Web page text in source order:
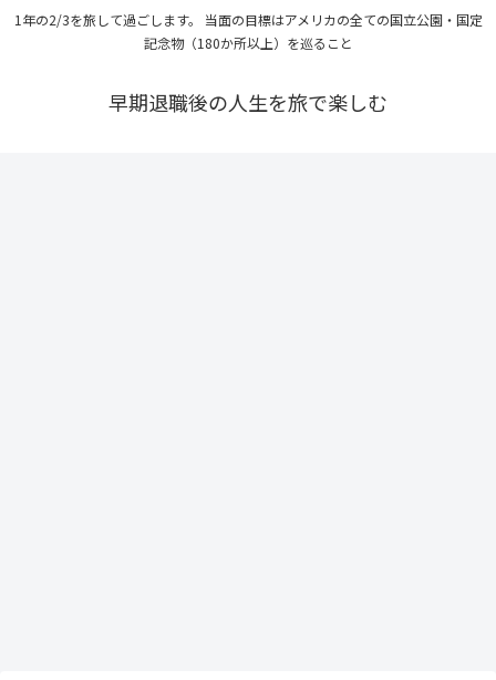
1年の2/3を旅して過ごします。 当面の目標はアメリカの全ての国立公園・国定
記念物（180か所以上）を巡ること
早期退職後の人生を旅で楽しむ